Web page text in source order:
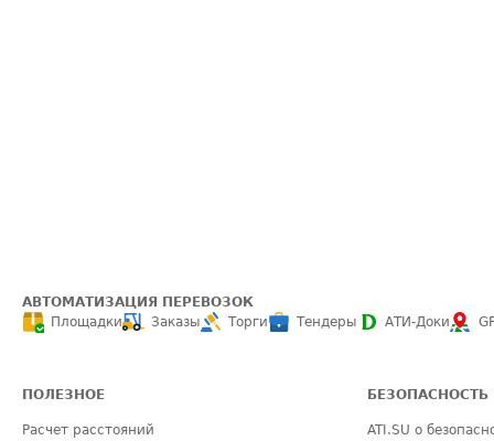
АВТОМАТИЗАЦИЯ ПЕРЕВОЗОК
Площадки
Заказы Торги Тендеры АТИ-Доки
ПОЛЕЗНОЕ
Расчет расстояний
БЕЗОПАСНОСТЬ
ATI.SU о